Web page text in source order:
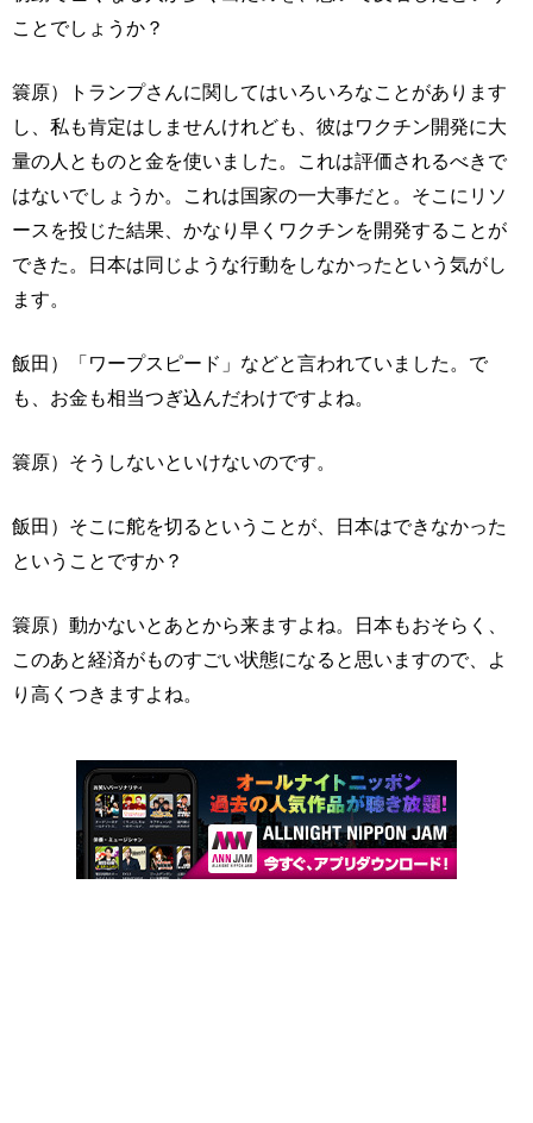
ことでしょうか？
簑原）トランプさんに関してはいろいろなことがあります
し、私も肯定はしませんけれども、彼はワクチン開発に大
量の人とものと金を使いました。これは評価されるべきで
はないでしょうか。これは国家の一大事だと。そこにリソ
ースを投じた結果、かなり早くワクチンを開発することが
できた。日本は同じような行動をしなかったという気がし
ます。
飯田）「ワープスピード」などと言われていました。で
も、お金も相当つぎ込んだわけですよね。
簑原）そうしないといけないのです。
飯田）そこに舵を切るということが、日本はできなかった
ということですか？
簑原）動かないとあとから来ますよね。日本もおそらく、
このあと経済がものすごい状態になると思いますので、よ
り高くつきますよね。